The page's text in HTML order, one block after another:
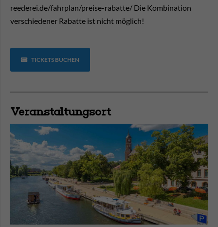
reederei.de/fahrplan/preise-rabatte/ Die Kombination
verschiedener Rabatte ist nicht möglich!
TICKETS BUCHEN
Veranstaltungsort